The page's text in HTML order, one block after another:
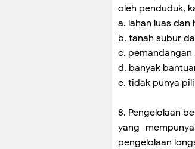
oleh penduduk,
a. lahan luas dan
b. tanah subur
c.
d. banyak
e. tidak punya
8. Pengelolaan
yang
pengelolaan